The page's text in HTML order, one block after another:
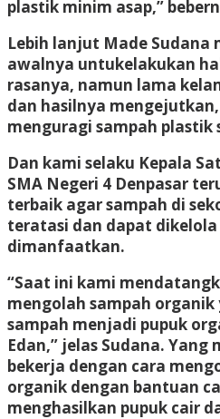
plastik minim asap,”
Lebih lanjut Made Sudana
awalnya untukelakukan
rasanya, namun lama
dan hasilnya
menguragi sampah
Dan kami selaku Kepala
SMA Negeri 4 Denpasar
terbaik agar sampah di
teratasi dan dapat dikelola
dimanfaatkan.
“Saat ini kami
mengolah sampah
sampah menjadi pupuk
Edan,” jelas Sudana. Yang
bekerja dengan cara
organik dengan bantuan
menghasilkan pupuk cair